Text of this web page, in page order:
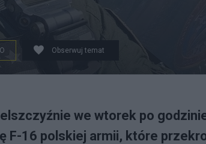
Obserwuj temat
we wtorek po
F-16 polskiej armii, które